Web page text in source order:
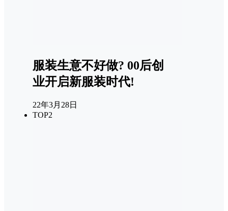
服装生意不好做? 00后创
业开启新服装时代!
22年3月28日
TOP2